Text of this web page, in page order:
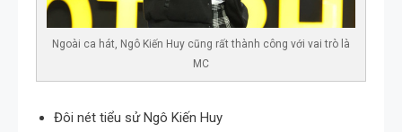
Ngoài ca hát, Ngô Kiến Huy cũng rất thành công với vai trò là
MC
Đôi nét tiểu sử Ngô Kiến Huy